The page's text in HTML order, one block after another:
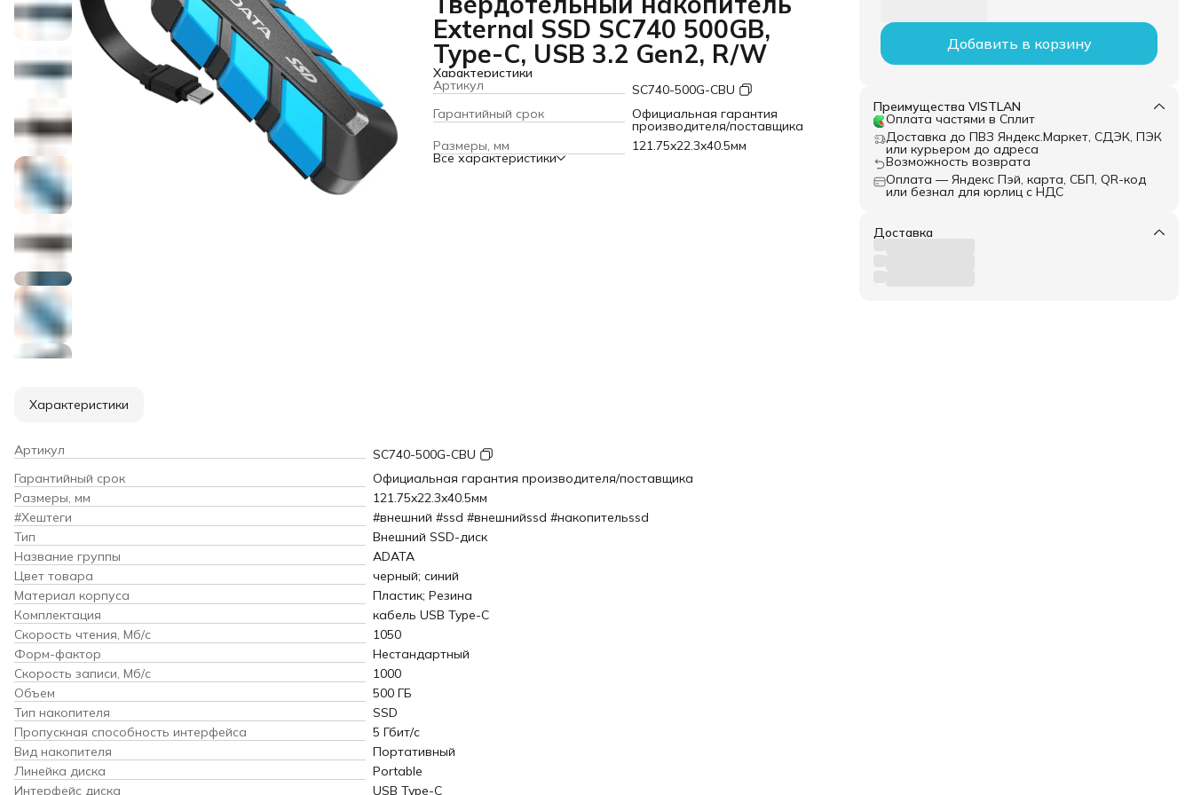
External SSD SC740 500GB,
Type-C, USB 3.2 Gen2, R/W
Характеристики
Артикул
SC740-500G-CBU
Гарантийный срок
Официальная гарантия
производителя/поставщика
Размеры, мм
121.75x22.3x40.5мм
Все характеристики
Добавить в корзину
Преимущества VISTLAN
Оплата частями в Сплит
Доставка до ПВЗ Яндекс.Маркет, СДЭК, ПЭК
или курьером до адреса
Возможность возврата
Оплата — Яндекс Пэй, карта, СБП, QR-код
или безнал для юрлиц с НДС
Доставка
Характеристики
Артикул
SC740-500G-CBU
Гарантийный срок
Официальная гарантия производителя/поставщика
Размеры, мм
121.75x22.3x40.5мм
#Хештеги
#внешний #ssd #внешнийssd #накопительssd
Тип
Внешний SSD-диск
Название группы
ADATA
Цвет товара
черный; синий
Материал корпуса
Пластик; Резина
Комплектация
кабель USB Type-C
Скорость чтения, Мб/с
1050
Форм-фактор
Нестандартный
Скорость записи, Мб/с
1000
Объем
500 ГБ
Тип накопителя
SSD
Пропускная способность интерфейса
5 Гбит/с
Вид накопителя
Портативный
Линейка диска
Portable
Интерфейс диска
USB Type-C